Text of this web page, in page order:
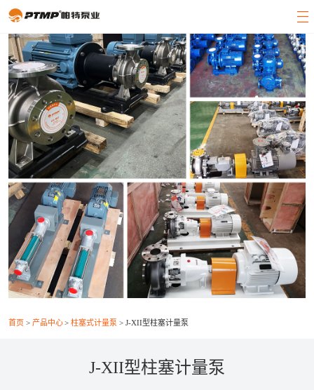
官方首页
产品展示
关于帕特
客户案例
新闻中心
客服中心
首页 产品中心 柱塞式计量泵 J-XII型柱塞计量泵
J-XII型柱塞计量泵